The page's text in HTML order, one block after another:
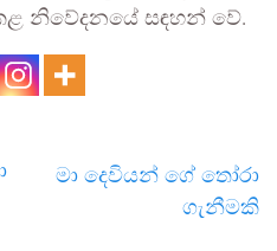
නිවේදනයේ සඳහන් වේ.
මා දෙවියන් ගේ තෝරා
ගැනීමකි